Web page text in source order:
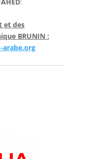
et des
BRUNIN :
arabe.org